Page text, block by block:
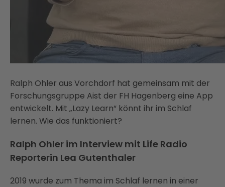
Ralph Ohler aus Vorchdorf hat gemeinsam mit der
Forschungsgruppe Aist der FH Hagenberg eine App
entwickelt. Mit „Lazy Learn“ könnt ihr im Schlaf
lernen. Wie das funktioniert?
Ralph Ohler im Interview mit Life Radio
Reporterin Lea Gutenthaler
2019 wurde zum Thema im Schlaf lernen in einer